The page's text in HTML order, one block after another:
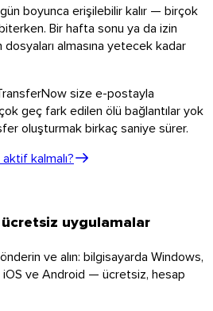
boyunca erişilebilir kalır — birçok
Bir hafta sonu ya da izin
almasına yetecek kadar
size e-postayla
geç fark edilen ölü bağlantılar yok
oluşturmak birkaç saniye sürer.
kalmalı?
ücretsiz uygulamalar
ve alın: bilgisayarda Windows,
ve Android — ücretsiz, hesap